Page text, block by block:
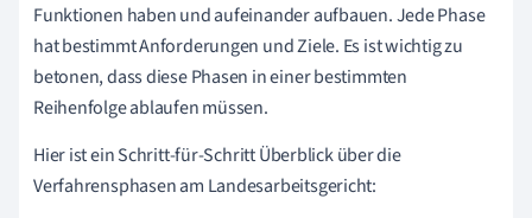
Funktionen haben und aufeinander aufbauen. Jede Phase
hat bestimmt Anforderungen und Ziele. Es ist wichtig zu
betonen, dass diese Phasen in einer bestimmten
Reihenfolge ablaufen müssen.
Hier ist ein Schritt-für-Schritt Überblick über die
Verfahrensphasen am Landesarbeitsgericht: